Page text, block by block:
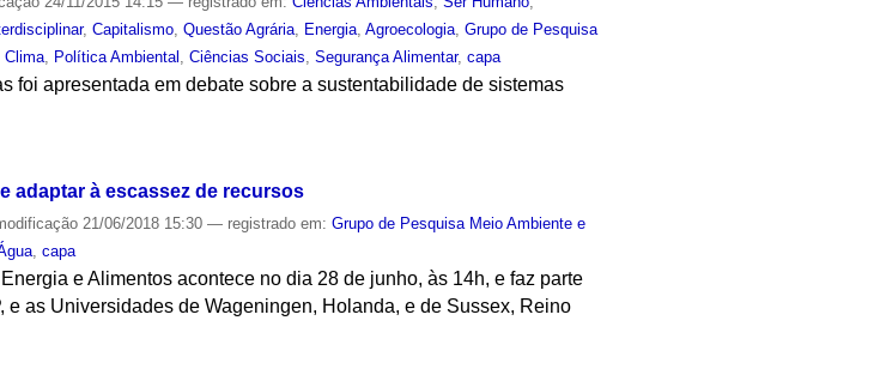
,Capitalismo,Questão Agrária, Energia,Agroecologia,Grupo de Pesquisa
Clima, Política Ambiental ,Ciências Sociais,Segurança Alimentar,capa
foi apresentada em debate sobre a sustentabilidade de sistemas
adaptar à escassez de recursos
21/06/2018 15:30— registrado em:Grupo de Pesquisa Meio Ambiente e
,capa
e Alimentos acontece no dia 28 de junho, às 14h, e faz parte
as Universidades de Wageningen, Holanda, e de Sussex, Reino